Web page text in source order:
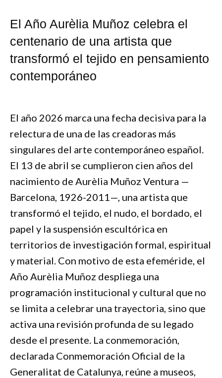
El Año Aurèlia Muñoz celebra el
centenario de una artista que
transformó el tejido en pensamiento
contemporáneo
El año 2026 marca una fecha decisiva para la
relectura de una de las creadoras más
singulares del arte contemporáneo español.
El 13 de abril se cumplieron cien años del
nacimiento de Aurèlia Muñoz Ventura —
Barcelona, 1926-2011—, una artista que
transformó el tejido, el nudo, el bordado, el
papel y la suspensión escultórica en
territorios de investigación formal, espiritual
y material. Con motivo de esta efeméride, el
Año Aurèlia Muñoz despliega una
programación institucional y cultural que no
se limita a celebrar una trayectoria, sino que
activa una revisión profunda de su legado
desde el presente. La conmemoración,
declarada Conmemoración Oficial de la
Generalitat de Catalunya, reúne a museos,